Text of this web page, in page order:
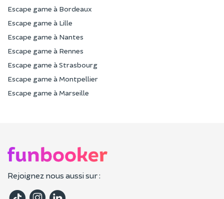
Escape game à Bordeaux
Escape game à Lille
Escape game à Nantes
Escape game à Rennes
Escape game à Strasbourg
Escape game à Montpellier
Escape game à Marseille
Rejoignez nous aussi sur :